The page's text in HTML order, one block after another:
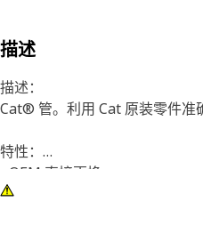
描述
描述：
Cat® 管。利用 Cat 原装零件准
特性：
• OEM 直接更换